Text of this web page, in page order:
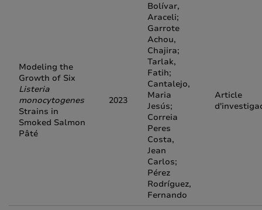
Modeling the
Growth of Six
Listeria
monocytogenes
Strains in
Smoked Salmon
Pâté
2023
Bolívar,
Araceli;
Garrote
Achou,
Chajira;
Tarlak,
Fatih;
Cantalejo,
Maria
Jesús;
Correia
Peres
Costa,
Jean
Carlos;
Pérez
Rodríguez,
Fernando
Article